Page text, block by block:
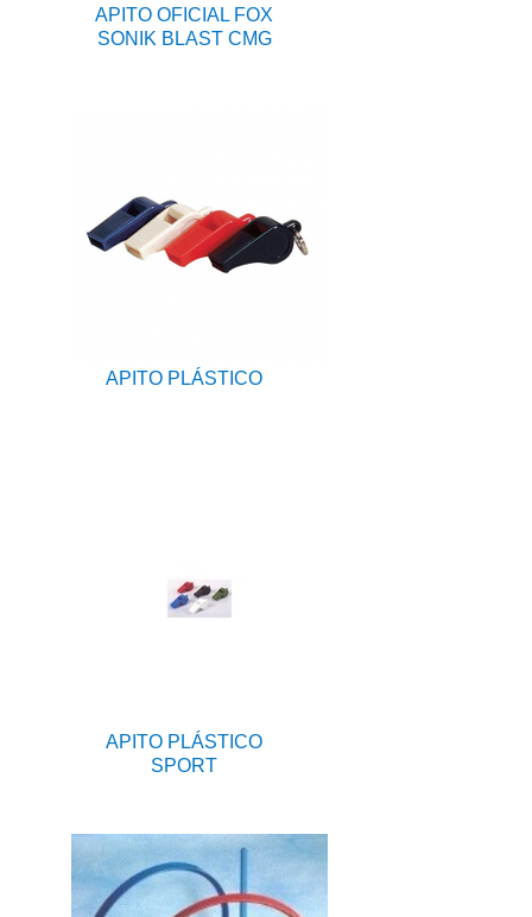
APITO OFICIAL FOX
SONIK BLAST CMG
APITO PLÁSTICO
APITO PLÁSTICO
SPORT